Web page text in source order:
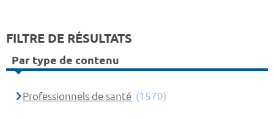
FILTRE DE RÉSULTATS
Par type de contenu
Professionnels de santé (1570)